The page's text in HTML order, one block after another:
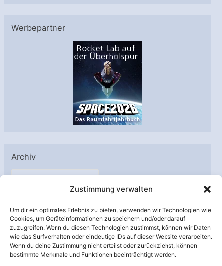
Zustimmung verwalten
Um dir ein optimales Erlebnis zu bieten, verwenden wir Technologien wie
Cookies, um Geräteinformationen zu speichern und/oder darauf
zuzugreifen. Wenn du diesen Technologien zustimmst, können wir Daten
wie das Surfverhalten oder eindeutige IDs auf dieser Website verarbeiten.
Wenn du deine Zustimmung nicht erteilst oder zurückziehst, können
bestimmte Merkmale und Funktionen beeinträchtigt werden.
Werbepartner
Archiv
A
h
i
v
Unterstützt von: